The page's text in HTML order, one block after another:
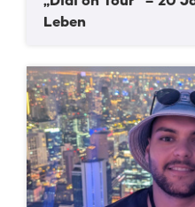
Leben